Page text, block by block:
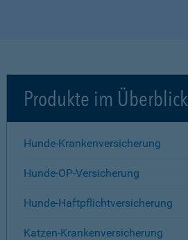
Produkte im Überblick
Hunde-Krankenversicherung
Hunde-OP-Versicherung
Hunde-Haftpflichtversicherung
Katzen-Krankenversicherung